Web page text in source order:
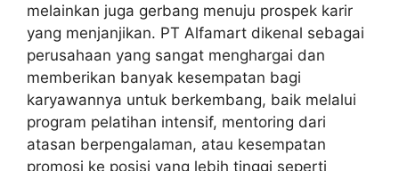
melainkan juga gerbang menuju prospek karir
yang menjanjikan. PT Alfamart dikenal sebagai
perusahaan yang sangat menghargai dan
memberikan banyak kesempatan bagi
karyawannya untuk berkembang, baik melalui
program pelatihan intensif, mentoring dari
atasan berpengalaman, atau kesempatan
promosi ke posisi yang lebih tinggi seperti